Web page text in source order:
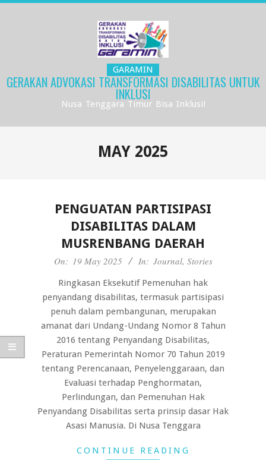
GARAMIN
GERAKAN ADVOKASI TRANSFORMASI DISABILITAS UNTUK
INKLUSI
Nusa Tenggara Timur Bisa Inklusi!
MAY 2025
PENGUATAN PARTISIPASI
DISABILITAS DALAM
MUSRENBANG DAERAH
2025-On: 19 May 2025 In: Journal, Stories
Ringkasan Eksekutif Pemenuhan hak
penyandang disabilitas, termasuk partisipasi
penuh dalam pembangunan, merupakan
amanat dari Undang-Undang Nomor 8 Tahun
2016 tentang Penyandang Disabilitas,
Peraturan Pemerintah Nomor 70 Tahun 2019
tentang Perencanaan, Penyelenggaraan, dan
Evaluasi terhadap Penghormatan,
Perlindungan, dan Pemenuhan Hak
Penyandang Disabilitas serta prinsip dasar Hak
Asasi Manusia. Di Nusa Tenggara
CONTINUE READING